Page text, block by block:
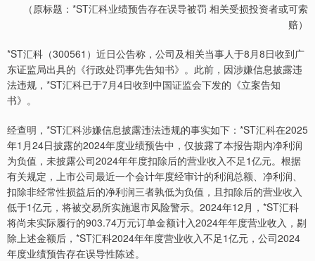
（原标题：*ST汇科业绩预告存在误导被罚 相关受损投资者或可索
赔）
*ST汇科（300561）近日公告称，公司及相关当事人于8月8日收到广
东证监局出具的《行政处罚事先告知书》。此前，因涉嫌信息披露违
法违规，*ST汇科已于7月4日收到中国证监会下发的《立案告知
书》。
经查明，*ST汇科涉嫌信息披露违法违规的事实如下：*ST汇科在2025
年1月24日披露的2024年度业绩预告中，仅披露了本报告期内净利润
为负值，未披露公司2024年年度扣除后的营业收入不足1亿元。根据
有关规定，上市公司最近一个会计年度经审计的利润总额、净利润、
扣除非经常性损益后的净利润三者孰低为负值，且扣除后的营业收入
低于1亿元，将被交易所实施退市风险警示。2024年12月，*ST汇科
将尚未实际履行的903.74万元订单金额计入2024年年度营业收入，剔
除上述金额后，*ST汇科2024年年度营业收入不足1亿元，公司2024
年度业绩预告存在误导性陈述。